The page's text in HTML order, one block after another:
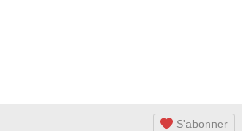
S'abonner